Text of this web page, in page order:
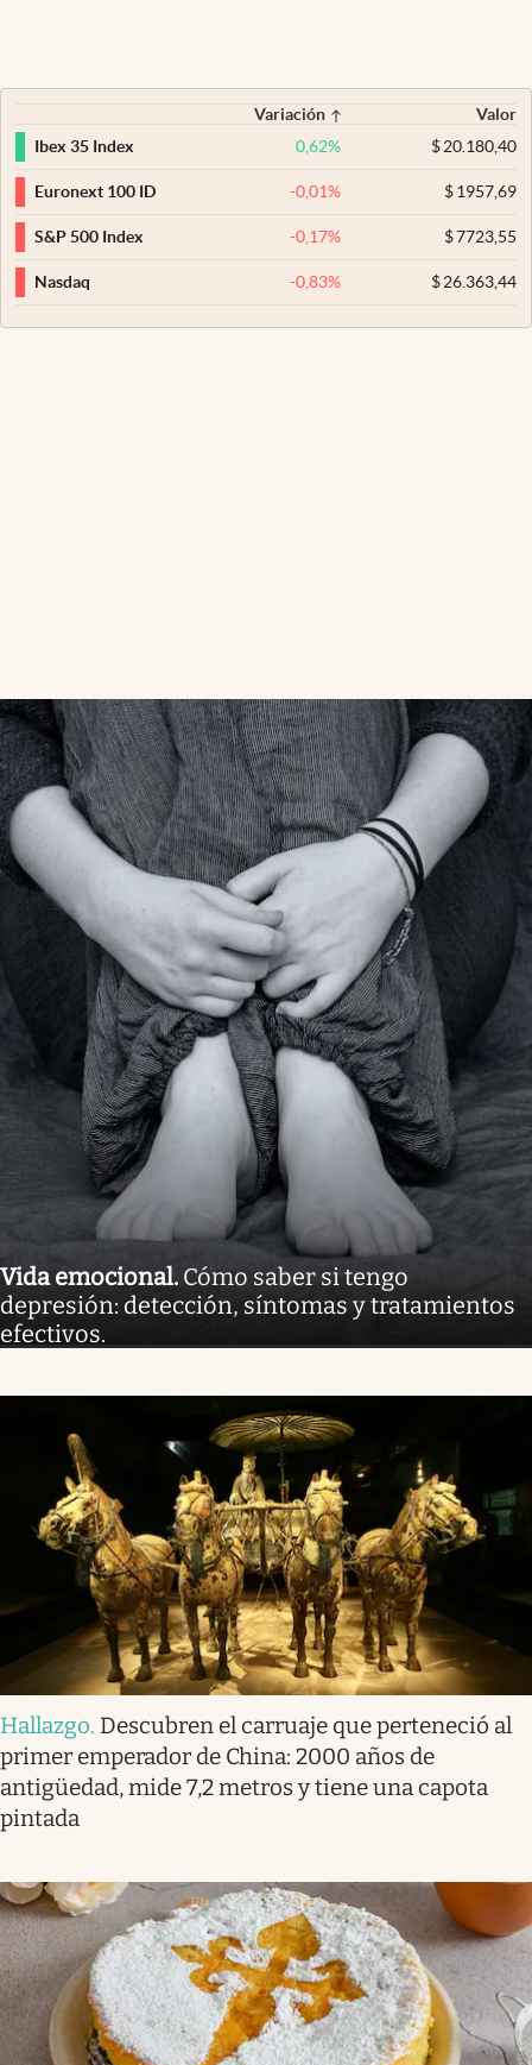
Variación
Valor
Ibex 35 Index
0,62% $20.180,40
Euronext 100 ID -0,01% $1957,69
S&P 500 Index -0,17% $7723,55
Nasdaq -0,83% $26.363,44
Vida emocional. Cómo saber si tengo
depresión: detección, síntomas y tratamientos
efectivos.
Hallazgo. Descubren el carruaje que perteneció al
primer emperador de China: 2000 años de
antigüedad, mide 7,2 metros y tiene una capota
pintada